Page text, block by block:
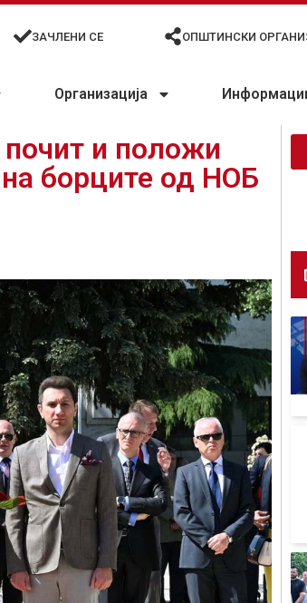
ЗАЧЛЕНИ СЕ ОПШТИНСКИ
Организација
и положи
борците од НОБ